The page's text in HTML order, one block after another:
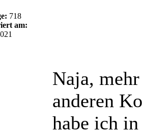
718
am:
Naja,
anderen
habe ich